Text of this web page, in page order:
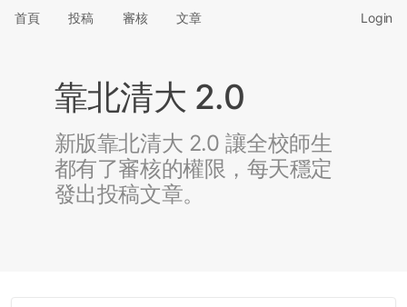
首頁 投稿 審核 文章 Login
靠北清大 2.0
新版靠北清大 2.0 讓全校師生
都有了審核的權限，每天穩定
發出投稿文章。